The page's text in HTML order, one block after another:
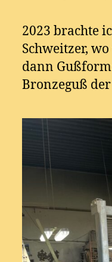
2023 brachte
Schweitzer,
dann
Bronzeguß